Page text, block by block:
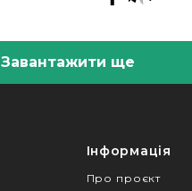
Завантажити ще
Інформація
Про проєкт